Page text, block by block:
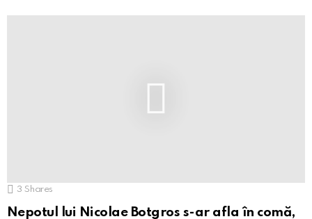
3 Shares
Nepotul lui Nicolae Botgros s-ar afla în comă,